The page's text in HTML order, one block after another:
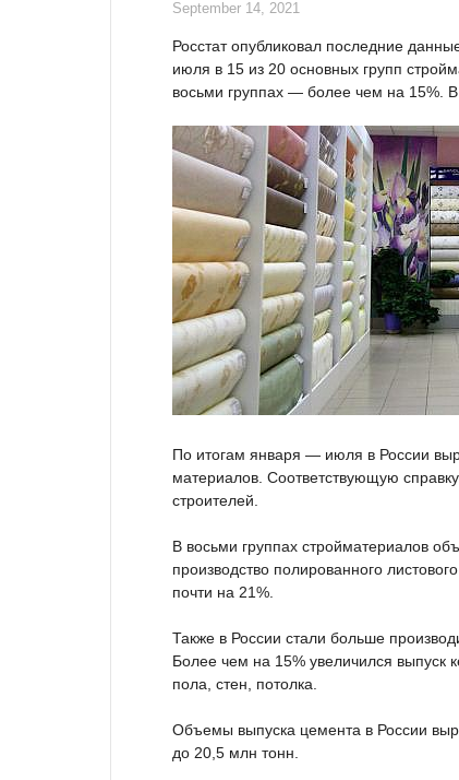
September 14, 2021
Росстат опубликовал последние
июля в 15 из 20 основных групп
восьми группах — более чем на 15%. В
По итогам января — июля в России
материалов. Соответствующую
строителей.
В восьми группах стройматериалов
производство полированного
почти на 21%.
Также в России стали больше
Более чем на 15% увеличился выпуск
пола, стен, потолка.
Объемы выпуска цемента в России
до 20,5 млн тонн.